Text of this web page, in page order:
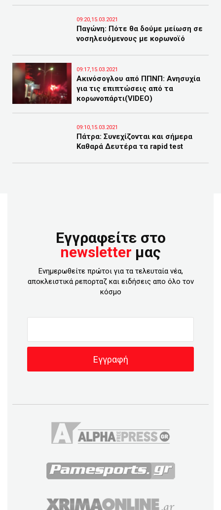
09:20,15.03.2021
Παγώνη: Πότε θα δούμε μείωση σε
νοσηλευόμενους με κορωνοϊό
09:17,15.03.2021
Ακινόσογλου από ΠΠΝΠ: Ανησυχία
για τις επιπτώσεις από τα
κορωνοπάρτι(VIDEO)
09:10,15.03.2021
Πάτρα: Συνεχίζονται και σήμερα
Καθαρά Δευτέρα τα rapid test
Εγγραφείτε στο
newsletter μας
Ενημερωθείτε πρώτοι για τα τελευταία νέα,
αποκλειστικά ρεπορταζ και ειδήσεις απο όλο τον
κόσμο